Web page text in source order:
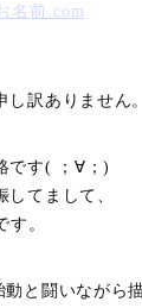
名前.com
訳ありません。
です( ；∀；)
てまして、
す。
と闘いながら